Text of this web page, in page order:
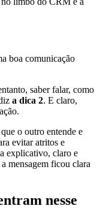
boa comunicação
saber falar, como
a dica 2. E claro,
o outro entende e
evitar atritos e
explicativo, claro e
mensagem ficou clara
nesse